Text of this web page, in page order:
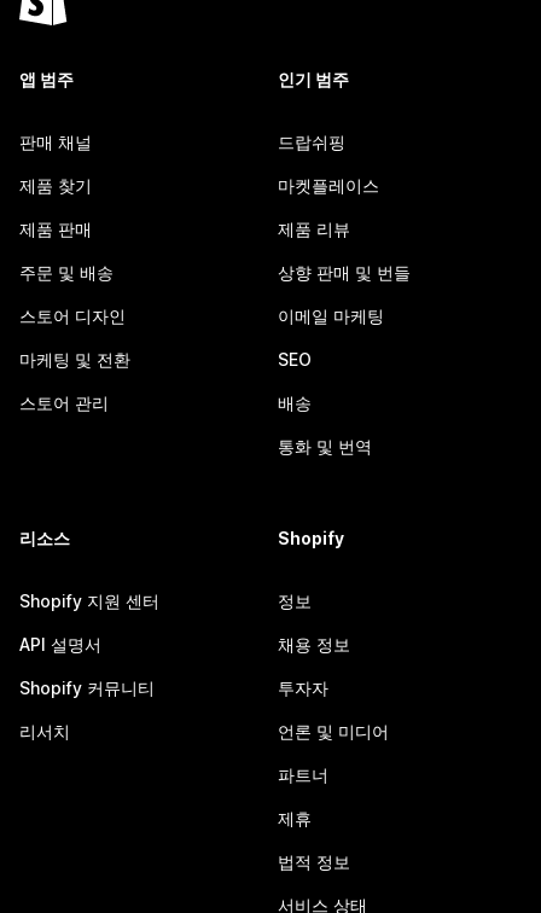
앱 범주
판매 채널
제품 찾기
제품 판매
주문 및 배송
스토어 디자인
마케팅 및 전환
스토어 관리
인기 범주
드랍쉬핑
마켓플레이스
제품 리뷰
상향 판매 및 번들
이메일 마케팅
SEO
배송
통화 및 번역
리소스
Shopify 지원 센터
API 설명서
Shopify 커뮤니티
리서치
Shopify
정보
채용 정보
투자자
언론 및 미디어
파트너
제휴
법적 정보
서비스 상태